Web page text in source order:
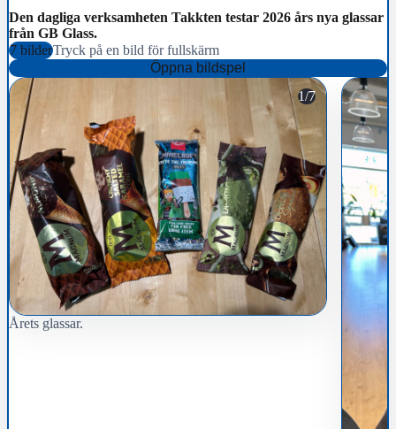
Den dagliga verksamheten Takkten testar 2026 års nya glassar
från GB Glass.
7 bilderTryck på en bild för fullskärm
Öppna bildspel
1/7
Årets glassar.